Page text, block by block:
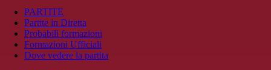
PARTITE
Partite in Diretta
Probabili formazioni
Formazioni Ufficiali
Dove vedere la partita